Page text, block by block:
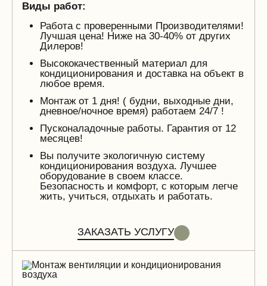
Виды работ:
Работа с проверенными Производителями!
Лучшая цена! Ниже на 30-40% от других
Дилеров!
Высококачественный материал для
кондиционирования и доставка на объект в
любое время.
Монтаж от 1 дня! ( будни, выходные дни,
дневное/ночное время) работаем 24/7 !
Пусконаладочные работы. Гарантия от 12
месяцев!
Вы получите экологичную систему
кондиционирования воздуха. Лучшее
оборудование в своем классе.
Безопасность и комфорт, с которым легче
жить, учиться, отдыхать и работать.
ЗАКАЗАТЬ УСЛУГУ